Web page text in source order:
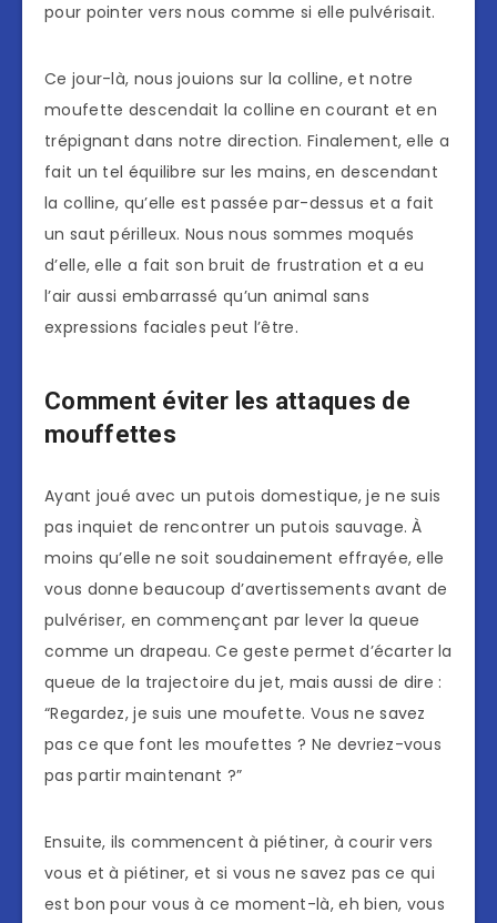
pour pointer vers nous comme si elle pulvérisait.
Ce jour-là, nous jouions sur la colline, et notre
moufette descendait la colline en courant et en
trépignant dans notre direction. Finalement, elle a
fait un tel équilibre sur les mains, en descendant
la colline, qu’elle est passée par-dessus et a fait
un saut périlleux. Nous nous sommes moqués
d’elle, elle a fait son bruit de frustration et a eu
l’air aussi embarrassé qu’un animal sans
expressions faciales peut l’être.
Comment éviter les attaques de
mouffettes
Ayant joué avec un putois domestique, je ne suis
pas inquiet de rencontrer un putois sauvage. À
moins qu’elle ne soit soudainement effrayée, elle
vous donne beaucoup d’avertissements avant de
pulvériser, en commençant par lever la queue
comme un drapeau. Ce geste permet d’écarter la
queue de la trajectoire du jet, mais aussi de dire :
“Regardez, je suis une moufette. Vous ne savez
pas ce que font les moufettes ? Ne devriez-vous
pas partir maintenant ?”
Ensuite, ils commencent à piétiner, à courir vers
vous et à piétiner, et si vous ne savez pas ce qui
est bon pour vous à ce moment-là, eh bien, vous